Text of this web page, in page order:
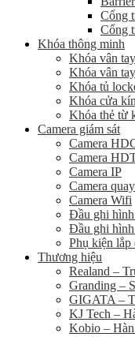
Cổng
Cổng
Khóa thông minh
Khóa vân
Khóa vân
Khóa tủ
Khóa cửa
Khóa thẻ từ
Camera giám sát
Camera
Camera
Camera IP
Camera
Camera Wifi
Đầu ghi
Đầu ghi
Phụ kiện lắp
Thương hiệu
Realand –
Granding –
GIGATA –
KJ Tech –
Kobio –